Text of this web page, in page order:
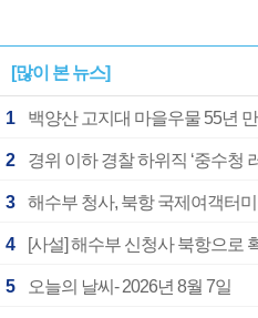
[많이 본 뉴스]
1 백양산 고지대 마을우물 55년
2 경위 이하 경찰 하위직 ‘중수청
3 해수부 청사, 북항 국제여객터
4 [사설] 해수부 신청사 북항으로
5 오늘의 날씨- 2026년 8월 7일